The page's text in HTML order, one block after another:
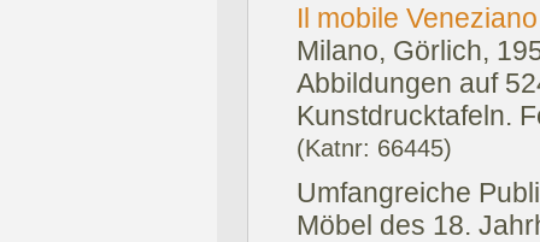
Il mobile
Milano, Görlich,
Abbildungen auf
Kunstdrucktafeln.
(Katnr: 66445)
Umfangreiche
Möbel des 18.